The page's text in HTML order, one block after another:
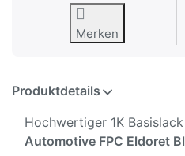
Merken
Produktdetails
Hochwertiger 1K
Automotive FPC Eldoret